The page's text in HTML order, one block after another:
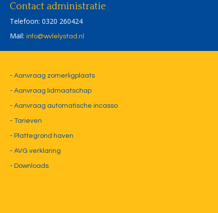
Contact administratie
Telefoon: 0320 260424
Mail: ofni@wvlelystad.nl
- Aanvraag zomerligplaats
- Aanvraag lidmaatschap
- Aanvraag automatische incasso
- Tarieven
- Plattegrond haven
- AVG verklaring
- Downloads